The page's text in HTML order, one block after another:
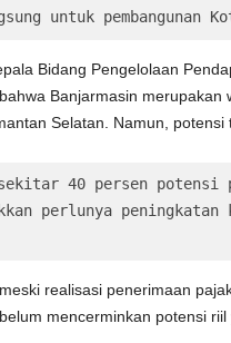
untuk pembangunan
Bidang Pengelolaan
Banjarmasin
Selatan. Namun,
40 persen potensi
perlunya peningkatan
realisasi penerimaan
mencerminkan potensi riil